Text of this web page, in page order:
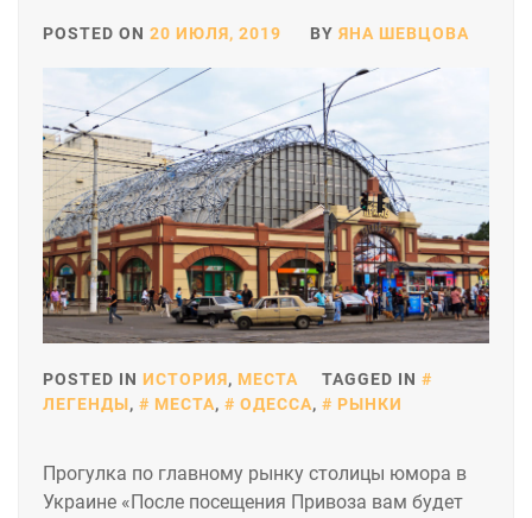
POSTED ON 20 ИЮЛЯ, 2019 BY ЯНА ШЕВЦОВА
POSTED IN ИСТОРИЯ, МЕСТА
TAGGED IN
ЛЕГЕНДЫ, МЕСТА, ОДЕССА, РЫНКИ
Прогулка по главному рынку столицы юмора в
Украине «После посещения Привоза вам будет